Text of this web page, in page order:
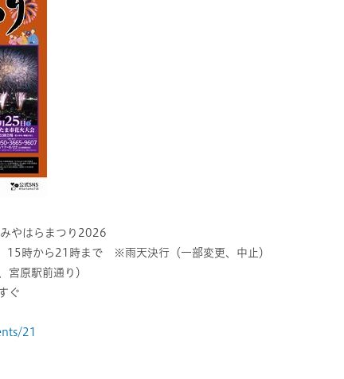
やはらまつり2026
15時から21時まで ※雨天決行（一部変更、中止）
宮原駅前通り）
ぐ
21